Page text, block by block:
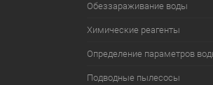
Обеззараживание воды
Химические реагенты
Определение параметров
Подводные пылесосы